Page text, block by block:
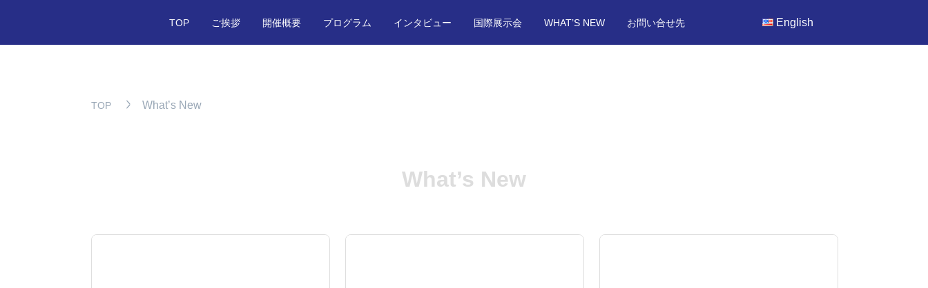
TOP ご挨拶 開催概要 プログラム インタビュー 国際展示会 WHAT’S NEW お問い合せ先 English
TOP What’s New
What’s New